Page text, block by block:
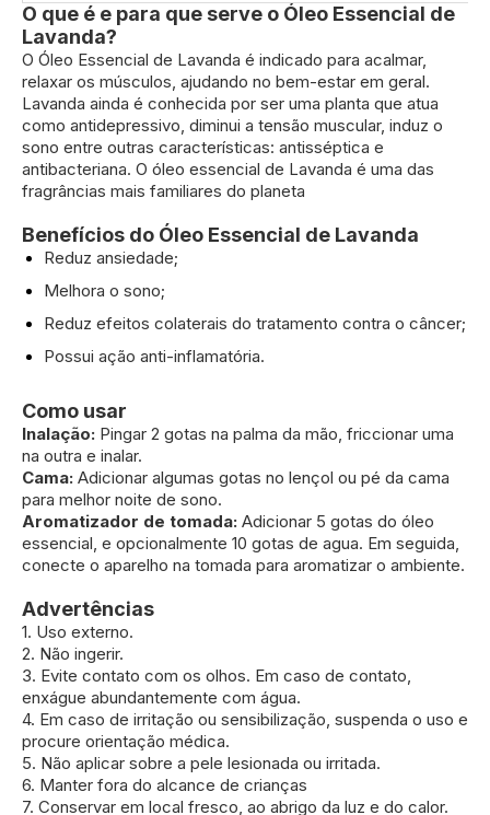
O que é e para que serve o Óleo Essencial de
Lavanda?
O Óleo Essencial de Lavanda é indicado para acalmar,
relaxar os músculos, ajudando no bem-estar em geral.
Lavanda ainda é conhecida por ser uma planta que atua
como antidepressivo, diminui a tensão muscular, induz o
sono entre outras características: antisséptica e
antibacteriana. O óleo essencial de Lavanda é uma das
fragrâncias mais familiares do planeta
Benefícios do Óleo Essencial de Lavanda
Reduz ansiedade;
Melhora o sono;
Reduz efeitos colaterais do tratamento contra o câncer;
Possui ação anti-inflamatória.
Como usar
Inalação: Pingar 2 gotas na palma da mão, friccionar uma
na outra e inalar.
Cama: Adicionar algumas gotas no lençol ou pé da cama
para melhor noite de sono.
Aromatizador de tomada: Adicionar 5 gotas do óleo
essencial, e opcionalmente 10 gotas de agua. Em seguida,
conecte o aparelho na tomada para aromatizar o ambiente.
Advertências
1. Uso externo.
2. Não ingerir.
3. Evite contato com os olhos. Em caso de contato,
enxágue abundantemente com água.
4. Em caso de irritação ou sensibilização, suspenda o uso e
procure orientação médica.
5. Não aplicar sobre a pele lesionada ou irritada.
6. Manter fora do alcance de crianças
7. Conservar em local fresco, ao abrigo da luz e do calor.